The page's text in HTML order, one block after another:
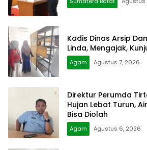
Kadis Dinas Arsip
Linda, Mengajak,
Agam Agustus 7, 2026
Direktur Perumda
Hujan Lebat Turun,
Bisa Diolah
Agam Agustus 6, 2026